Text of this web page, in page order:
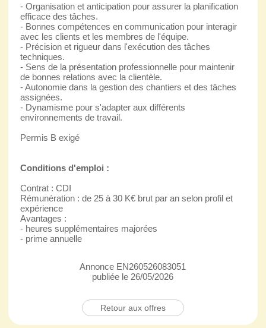
- Organisation et anticipation pour assurer la planification
efficace des tâches.
- Bonnes compétences en communication pour interagir
avec les clients et les membres de l'équipe.
- Précision et rigueur dans l'exécution des tâches
techniques.
- Sens de la présentation professionnelle pour maintenir
de bonnes relations avec la clientèle.
- Autonomie dans la gestion des chantiers et des tâches
assignées.
- Dynamisme pour s'adapter aux différents
environnements de travail.
Permis B exigé
Conditions d'emploi :
Contrat : CDI
Rémunération : de 25 à 30 K€ brut par an selon profil et
expérience
Avantages :
- heures supplémentaires majorées
- prime annuelle
Annonce EN260526083051
publiée le 26/05/2026
Retour aux offres